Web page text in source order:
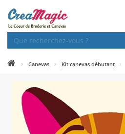
Canevas Kit canevas débutant